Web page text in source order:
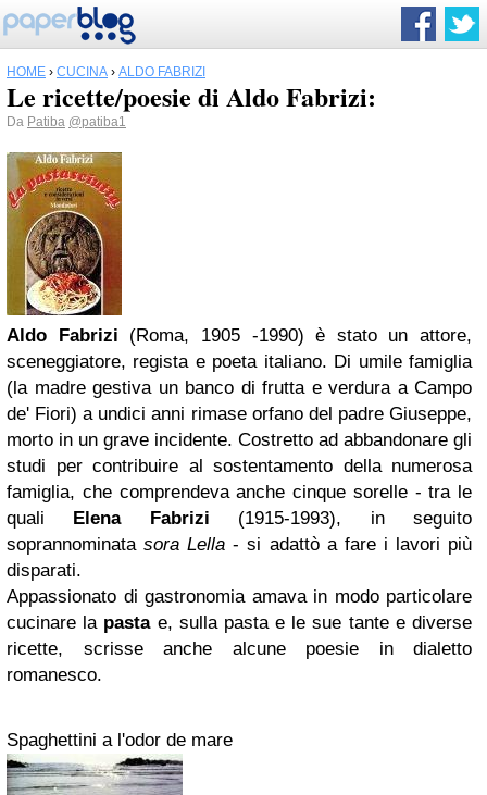
HOME › CUCINA › ALDO FABRIZI
Le ricette/poesie di Aldo Fabrizi:
Da Patiba @patiba1
Aldo Fabrizi (Roma, 1905 -1990) è stato un attore,
sceneggiatore, regista e poeta italiano. Di umile famiglia
(la madre gestiva un banco di frutta e verdura a Campo
de' Fiori) a undici anni rimase orfano del padre Giuseppe,
morto in un grave incidente. Costretto ad abbandonare gli
studi per contribuire al sostentamento della numerosa
famiglia, che comprendeva anche cinque sorelle - tra le
quali Elena Fabrizi (1915-1993), in seguito
soprannominatasora Lella - si adattò a fare i lavori più
disparati.
Appassionato di gastronomia amava in modo particolare
cucinare la pastae, sulla pasta e le sue tante e diverse
ricette, scrisse anche alcune poesie in dialetto
romanesco.
Spaghettini a l'odor de mare